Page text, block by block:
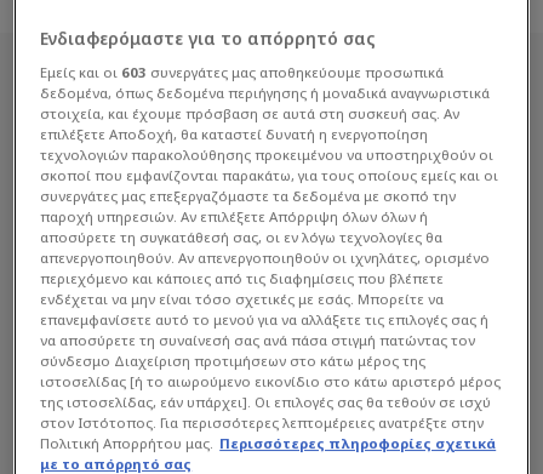
ΣΟΦΊΑ ΦΑΣΟΥΛΆΚΗ
Διαβάστε όλα τα άρθρα του Sportdog
σχετικά με το θέμα Σοφία Φασουλάκη.
Sportdog: Πιστό στον φίλαθλο.
Ενδιαφερόμαστε για το απόρρητό σας
Εμείς και οι 603 συνεργάτες μας αποθηκεύουμε προσωπικά
δεδομένα, όπως δεδομένα περιήγησης ή μοναδικά αναγνωριστικά
στοιχεία, και έχουμε πρόσβαση σε αυτά στη συσκευή σας. Αν
επιλέξετε Αποδοχή, θα καταστεί δυνατή η ενεργοποίηση
τεχνολογιών παρακολούθησης προκειμένου να υποστηριχθούν οι
σκοποί που εμφανίζονται παρακάτω, για τους οποίους εμείς και οι
συνεργάτες μας επεξεργαζόμαστε τα δεδομένα με σκοπό την
παροχή υπηρεσιών. Αν επιλέξετε Απόρριψη όλων όλων ή
αποσύρετε τη συγκατάθεσή σας, οι εν λόγω τεχνολογίες θα
απενεργοποιηθούν. Αν απενεργοποιηθούν οι ιχνηλάτες, ορισμένο
περιεχόμενο και κάποιες από τις διαφημίσεις που βλέπετε
ενδέχεται να μην είναι τόσο σχετικές με εσάς. Μπορείτε να
επανεμφανίσετε αυτό το μενού για να αλλάξετε τις επιλογές σας ή
να αποσύρετε τη συναίνεσή σας ανά πάσα στιγμή πατώντας τον
σύνδεσμο Διαχείριση προτιμήσεων στο κάτω μέρος της
ιστοσελίδας [ή το αιωρούμενο εικονίδιο στο κάτω αριστερό μέρος
της ιστοσελίδας, εάν υπάρχει]. Οι επιλογές σας θα τεθούν σε ισχύ
στον Ιστότοπος. Για περισσότερες λεπτομέρειες ανατρέξτε στην
Πολιτική Απορρήτου μας. Περισσότερες πληροφορίες σχετικά
με το απόρρητό σας